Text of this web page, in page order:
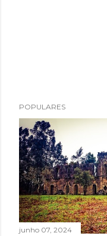
POPULARES
junho 07, 2024